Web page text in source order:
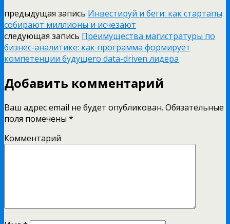
предыдущая запись Инвестируй и беги: как стартапы
собирают миллионы и исчезают
следующая запись Преимущества магистратуры по
бизнес-аналитике: как программа формирует
компетенции будущего data-driven лидера
Добавить комментарий
Ваш адрес email не будет опубликован. Обязательные
поля помечены *
Комментарий